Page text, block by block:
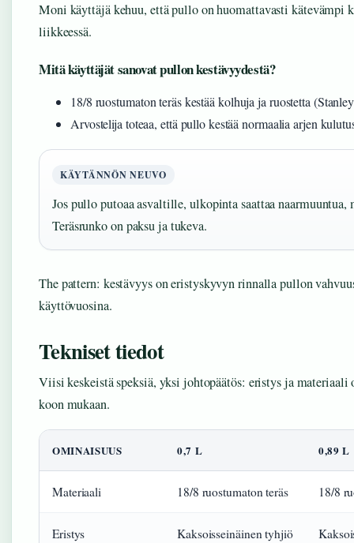
Moni käyttäjä kehuu, että pullo on huomattavasti kätevämpi
liikkeessä.
Mitä käyttäjät sanovat pullon kestävyydestä?
18/8 ruostumaton teräs kestää kolhuja ja ruostetta
Arvostelija toteaa, että pullo kestää normaalia arjen
KÄYTÄNNÖN NEUVO
Jos pullo putoaa asvaltille, ulkopinta saattaa
Teräsrunko on paksu ja tukeva.
The pattern: kestävyys on eristyskyvyn rinnalla pullon
käyttövuosina.
Tekniset tiedot
Viisi keskeistä speksiä, yksi johtopäätös: eristys ja materiaali
koon mukaan.
OMINAISUUS 0,7 L 0,89 L
Materiaali 18/8 ruostumaton teräs 18/8
Eristys Kaksoisseinäinen tyhjiö